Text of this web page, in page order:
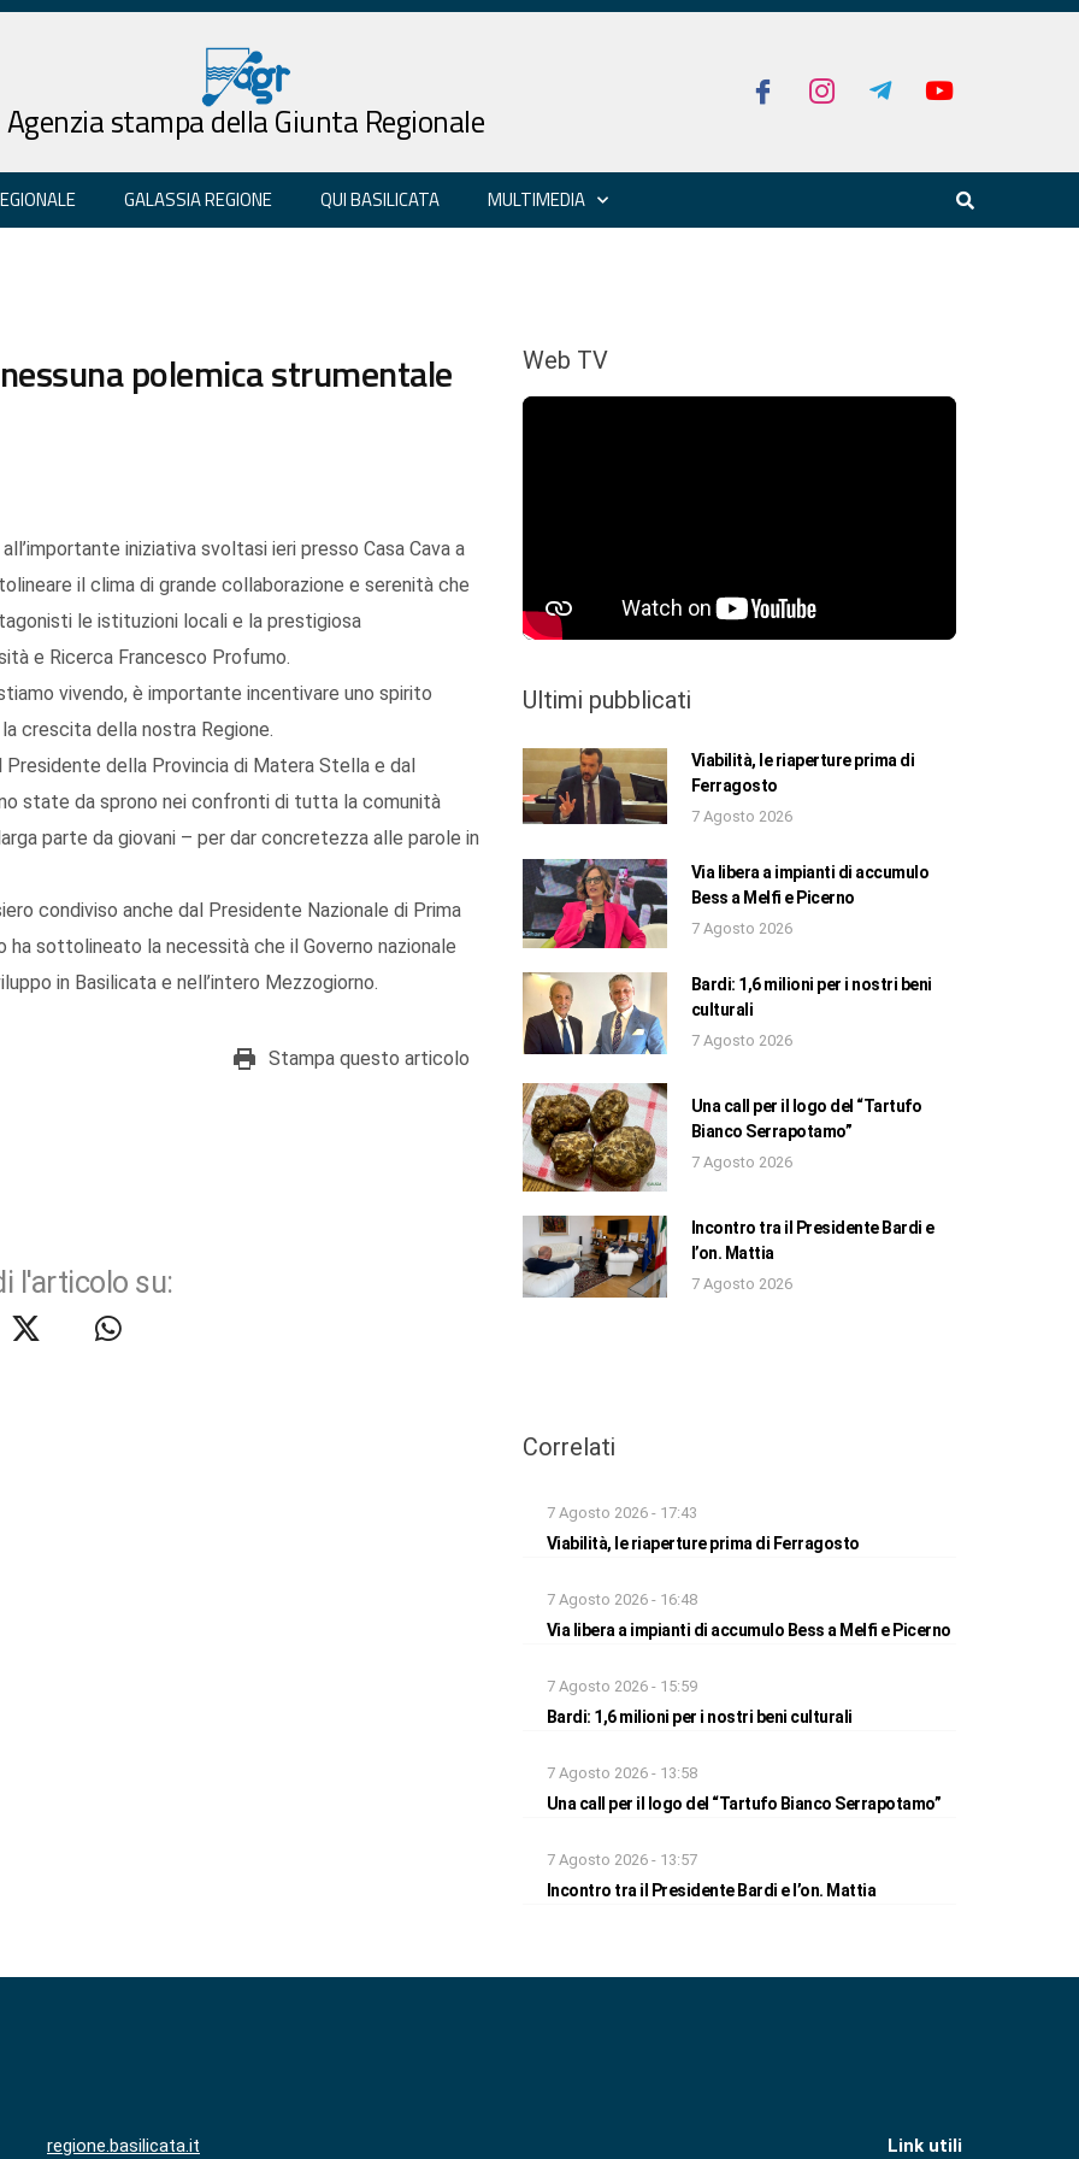
Agenzia stampa della Giunta Regionale
GALASSIA REGIONE QUI BASILICATA MULTIMEDIA
polemica strumentale
iniziativa svoltasi ieri presso Casa Cava a
il clima di grande collaborazione e serenità che
le istituzioni locali e la prestigiosa
e Ricerca Francesco Profumo.
vivendo, è importante incentivare uno spirito
crescita della nostra Regione.
della Provincia di Matera Stella e dal
state da sprono nei confronti di tutta la comunità
parte da giovani – per dar concretezza alle parole in
condiviso anche dal Presidente Nazionale di Prima
ha sottolineato la necessità che il Governo nazionale
in Basilicata e nell’intero Mezzogiorno.
Stampa questo articolo
l'articolo su:
Web TV
Ultimi pubblicati
Viabilità, le riaperture prima di
Ferragosto
7 Agosto 2026
Via libera a impianti di accumulo
Bess a Melfi e Picerno
7 Agosto 2026
Bardi: 1,6 milioni per i nostri beni
culturali
7 Agosto 2026
Una call per il logo del “Tartufo
Bianco Serrapotamo”
7 Agosto 2026
Incontro tra il Presidente Bardi e
l’on. Mattia
7 Agosto 2026
Correlati
7 Agosto 2026 - 17:43
Viabilità, le riaperture prima di Ferragosto
7 Agosto 2026 - 16:48
Via libera a impianti di accumulo Bess a Melfi e Picerno
7 Agosto 2026 - 15:59
Bardi: 1,6 milioni per i nostri beni culturali
7 Agosto 2026 - 13:58
Una call per il logo del “Tartufo Bianco Serrapotamo”
7 Agosto 2026 - 13:57
Incontro tra il Presidente Bardi e l’on. Mattia
regione.basilicata.it Link utili